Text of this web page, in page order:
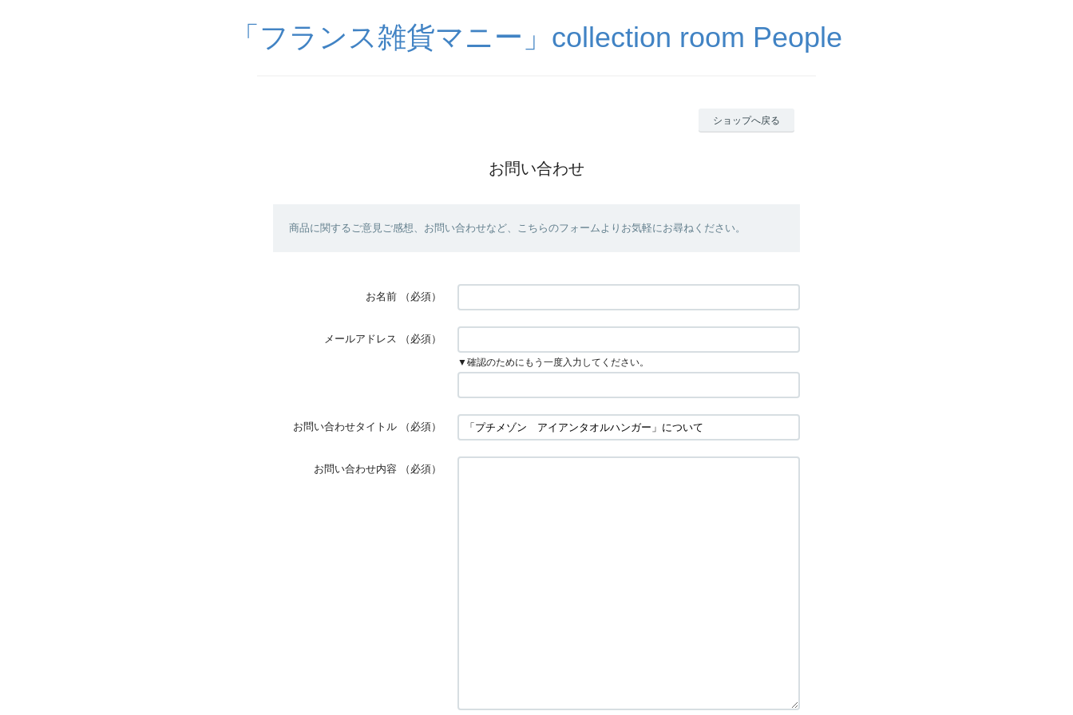
「フランス雑貨マニー」collection room People
ショップへ戻る
お問い合わせ
商品に関するご意見ご感想、お問い合わせなど、こちらのフォームよりお気軽にお尋ねください。
お名前 （必須）
メールアドレス （必須）
▼確認のためにもう一度入力してください。
お問い合わせタイトル （必須）
お問い合わせ内容 （必須）